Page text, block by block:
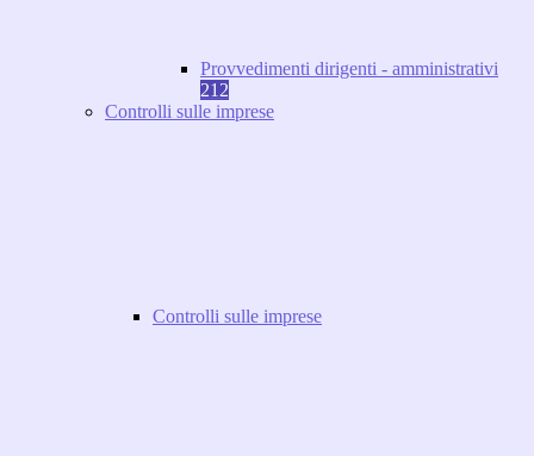
Provvedimenti dirigenti - amministrativi
212
Controlli sulle imprese
Controlli sulle imprese